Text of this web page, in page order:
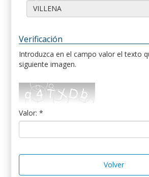
Verificación
Introduzca en el campo valor el texto
siguiente imagen.
Valor: *
Volver